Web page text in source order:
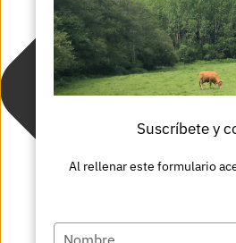
Suscríbete y
Al rellenar este formulario
Escriba